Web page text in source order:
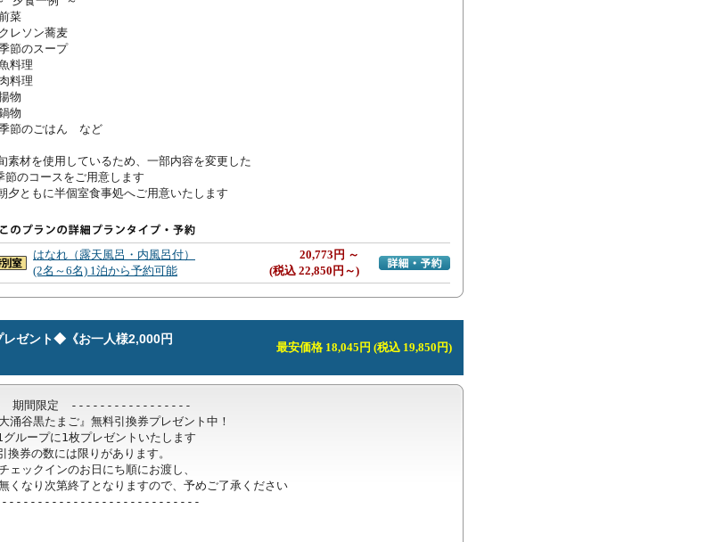
菜
レソン蕎麦
節のスープ
料理
料理
物
物
季節のごはん　など
素材を使用しているため、一部内容を変更した
夕ともに半個室食事処へご用意いたします
はなれ（露天風呂・内風呂付）
(2名～6名) 1泊から予約可能
20,773円 ～
(税込 22,850円～)
詳細・予約へ
ゼント◆《お一人様2,000円
最安価格 18,045円 (税込 19,850円)
期間限定　-----------------
大涌谷黒たまご』無料引換券プレゼント中！
ループに1枚プレゼントいたします
換券の数には限りがあります。
ェックインのお日にち順にお渡し、
くなり次第終了となりますので、予めご了承ください